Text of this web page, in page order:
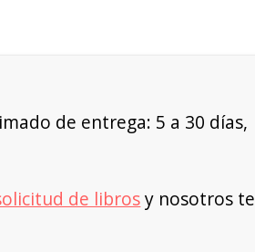
de entrega: 5 a 30 días,
de librosy nosotros te